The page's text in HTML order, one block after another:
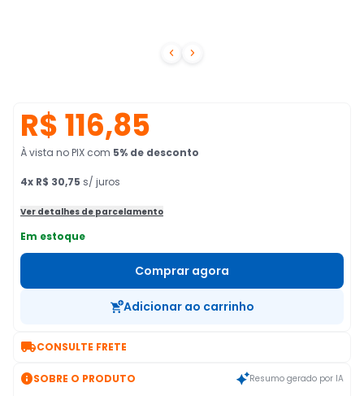
 
R$ 116,85
À vista no PIX com 5% de desconto
4x R$ 30,75 s/ juros
Ver detalhes de parcelamento
Em estoque
Comprar agora
Adicionar ao carrinho
CONSULTE FRETE
SOBRE O PRODUTO Resumo gerado por IA